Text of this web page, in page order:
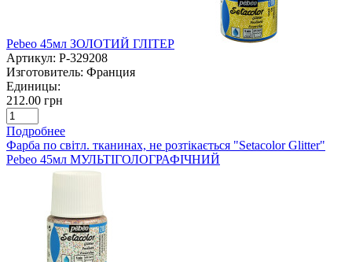
Pebeo 45мл ЗОЛОТИЙ ГЛІТЕР
Артикул: P-329208
Изготовитель: Франция
Единицы:
212.00 грн
Подробнее
Фарба по світл. тканинах, не розтікається "Setacolor Glitter"
Pebeo 45мл МУЛЬТІГОЛОГРАФІЧНИЙ